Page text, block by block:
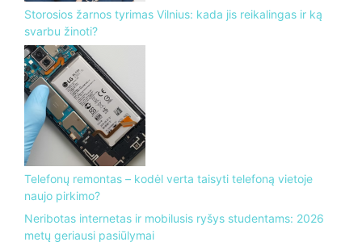
Storosios žarnos tyrimas Vilnius: kada jis reikalingas ir ką
svarbu žinoti?
Telefonų remontas – kodėl verta taisyti telefoną vietoje
naujo pirkimo?
Neribotas internetas ir mobilusis ryšys studentams: 2026
metų geriausi pasiūlymai